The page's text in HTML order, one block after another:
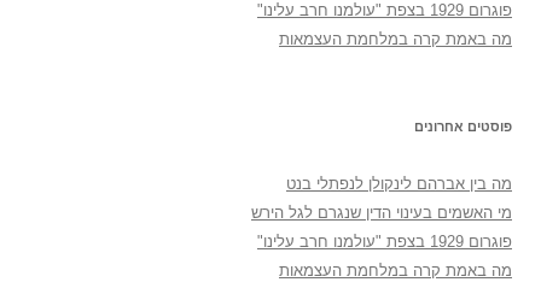
פוגרום 1929 בצפת "עולמנו חרב עלינו"
מה באמת קרה במלחמת העצמאות
פוסטים אחרונים
מה בין אברהם לינקולן לנפתלי בנט
מי האשמים בעינוי הדין שנגרם לגל הירש
פוגרום 1929 בצפת "עולמנו חרב עלינו"
מה באמת קרה במלחמת העצמאות